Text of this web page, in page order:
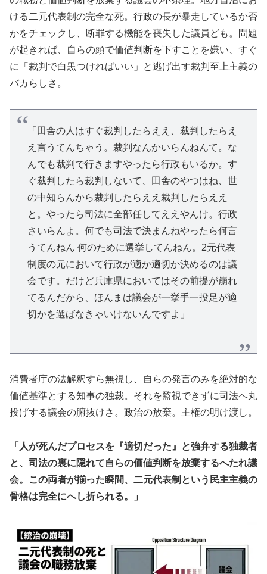
ける二元代表制の完全な死。行政の長が暴走しているか否
かをチェックし、断罪する機能を喪失した議員ども。問題
が起きれば、自らの頭で価値判断を下すことを嫌い、すぐ
に「裁判で白黒つければいい」と逃げ出す裁判至上主義の
バカらしさ。
「田舎の人はすぐ裁判したらええ、裁判したらえ
え言うてんちゃう。裁判なんかいらんねんて。な
んでも裁判で行きますやったら行政もいるか。す
ぐ裁判したら裁判しないて、田舎のやつはね、世
の中知らんから裁判したらええ裁判したらええ
と。やったら司法に全部任してええやんけ。行政
さいらんよ。何でも司法で決まんねやったら何言
うてんねん 何のために選挙してんねん。2元代表
制度の元において行政が適か適切か決めるのは議
会です。だけど兵庫県においてはその前提が崩れ
てるんだから、ほんまは議会が一挙手一投足が適
切かを選ばなきゃいけないんですよ」
消費者庁の法解釈すら無視し、自らの発言のみを絶対的な
価値基準とする知事の独裁。それを監視できずに司法へ丸
投げする議会の腑抜けさ。政治の放棄。主権の明け渡し。
「人が死んだプロセスを『適切だった』と強弁する独裁者
と、司法の裏に隠れて自らの価値判断を放棄するへたれ議
会。この両者が揃った瞬間、二元代表制という民主主義の
骨格は完全にへし折られる。」